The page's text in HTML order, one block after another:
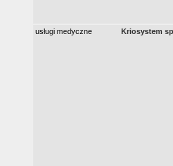
usługi medyczne Kriosystem